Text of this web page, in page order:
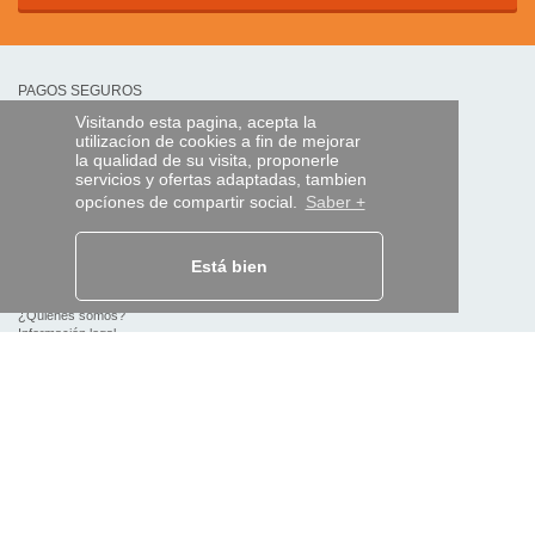
Visitando esta pagina, acepta la
utilizacíon de cookies a fin de mejorar
la qualidad de su visita, proponerle
servicios y ofertas adaptadas, tambien
opcíones de compartir social. Saber +
Está bien
PAGOS SEGUROS
transferencia bancaria
AYUDA Y SERVICIOS
Localice su envío
¿Quiénes somos?
Información legal